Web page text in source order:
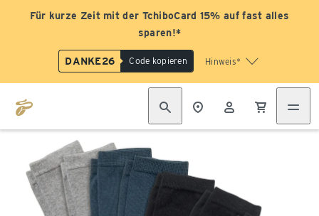
Für kurze Zeit mit der TchiboCard 15% auf fast alles
sparen!*
DANKE26 Code kopieren Hinweis*